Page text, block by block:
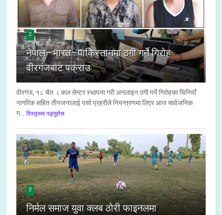
2
नेपाल–भारत–पाकिस्तानमा ठगी गर्ने गिरोह
वीरगंजबाट पक्राउ
वीरगंज, १८ चैत । कल सेन्टर स्थापना गरी अनलाइन ठगी गर्ने गिरोहका चिनियाँ
नागरिक सहित तीनजनालाई पर्सा प्रहरीले नियन्त्रणमा लिएर आज सार्वजनिक
ग...
विस्तृतमा पढ्नुहोस
3
निर्मल समाज युवा क्लब ठोरी फाइनलमा